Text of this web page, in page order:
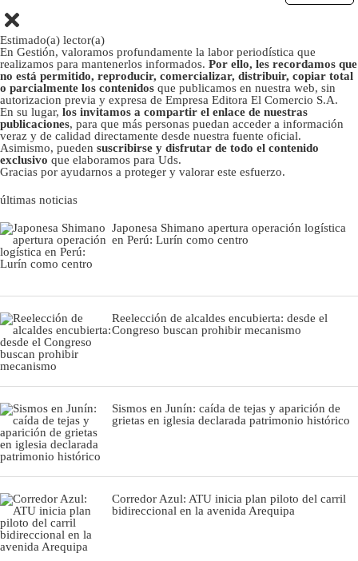
Estimado(a) lector(a)
En Gestión, valoramos profundamente la labor periodística que
realizamos para mantenerlos informados. Por ello, les recordamos que
no está permitido, reproducir, comercializar, distribuir, copiar total
o parcialmente los contenidos que publicamos en nuestra web, sin
autorizacion previa y expresa de Empresa Editora El Comercio S.A.
En su lugar, los invitamos a compartir el enlace de nuestras
publicaciones, para que más personas puedan acceder a información
veraz y de calidad directamente desde nuestra fuente oficial.
Asimismo, pueden suscribirse y disfrutar de todo el contenido
exclusivo que elaboramos para Uds.
Gracias por ayudarnos a proteger y valorar este esfuerzo.
últimas noticias
Japonesa Shimano apertura operación logística
en Perú: Lurín como centro
Reelección de alcaldes encubierta: desde el
Congreso buscan prohibir mecanismo
Sismos en Junín: caída de tejas y aparición de
grietas en iglesia declarada patrimonio histórico
Corredor Azul: ATU inicia plan piloto del carril
bidireccional en la avenida Arequipa